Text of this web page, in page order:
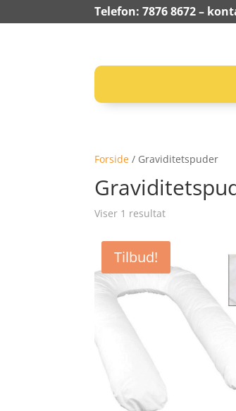
Telefon: 7876 8672 –
Forside / Graviditetspuder
Viser 1 resultat
Tilbud!